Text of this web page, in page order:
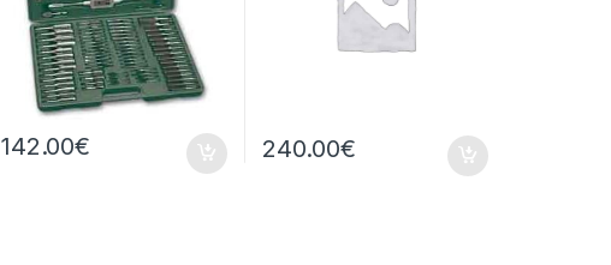
142.00€ 240.00€